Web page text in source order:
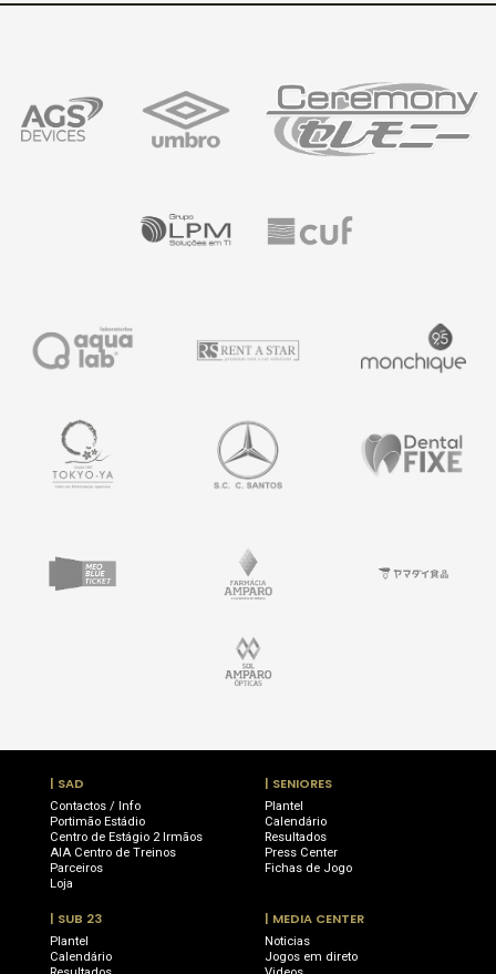
| SAD
Contactos / Info
Portimão Estádio
Centro de Estágio 2 Irmãos
AIA Centro de Treinos
Parceiros
Loja
| SENIORES
Plantel
Calendário
Resultados
Press Center
Fichas de Jogo
| SUB 23
Plantel
Calendário
| MEDIA CENTER
Noticias
Jogos em direto